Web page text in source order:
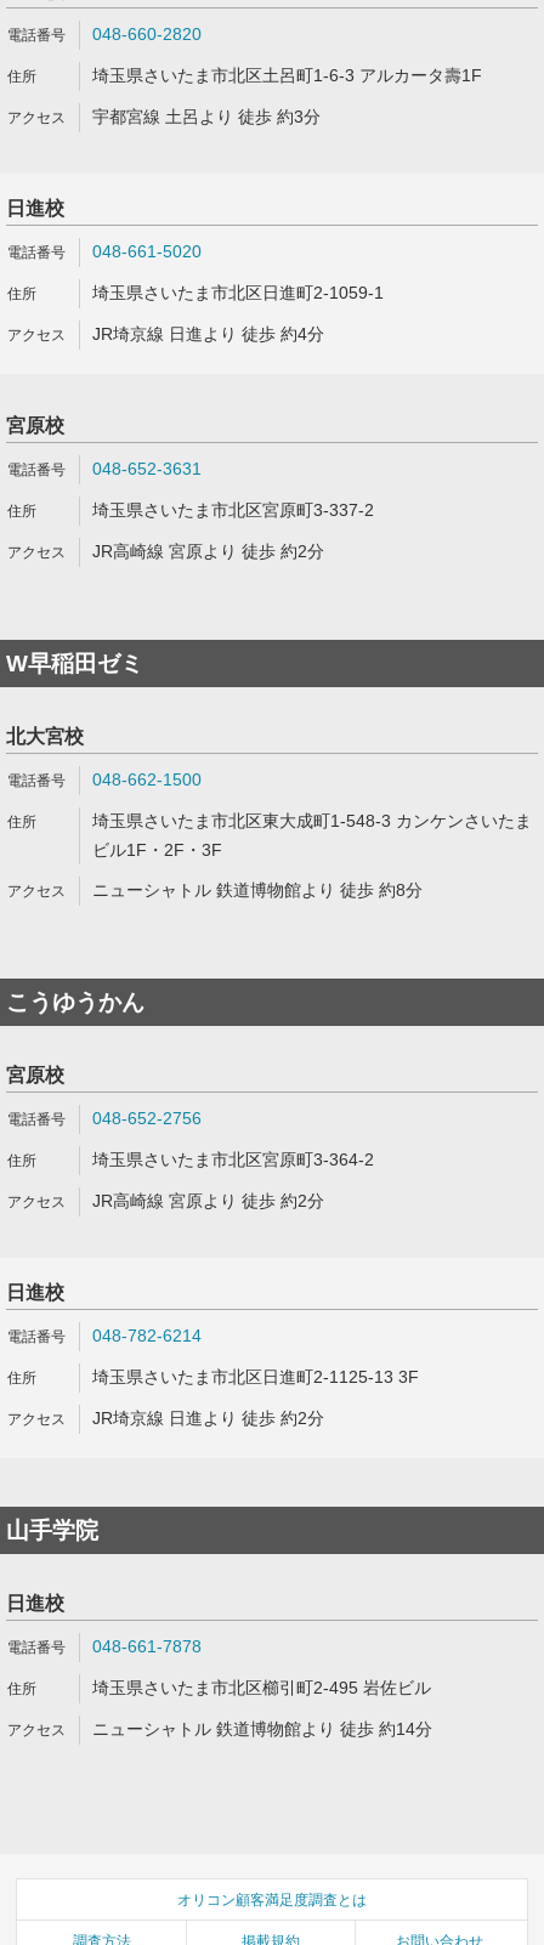
048-660-2820
埼玉県さいたま市北区土呂町1-6-3 アルカータ壽1F
宇都宮線 土呂より 徒歩 約3分
日進校
048-661-5020
埼玉県さいたま市北区日進町2-1059-1
JR埼京線 日進より 徒歩 約4分
宮原校
048-652-3631
埼玉県さいたま市北区宮原町3-337-2
JR高崎線 宮原より 徒歩 約2分
W早稲田ゼミ
北大宮校
048-662-1500
埼玉県さいたま市北区東大成町1-548-3 カンケンさいたま
ビル1F・2F・3F
ニューシャトル 鉄道博物館より 徒歩 約8分
こうゆうかん
宮原校
048-652-2756
埼玉県さいたま市北区宮原町3-364-2
JR高崎線 宮原より 徒歩 約2分
日進校
048-782-6214
埼玉県さいたま市北区日進町2-1125-13 3F
JR埼京線 日進より 徒歩 約2分
山手学院
日進校
048-661-7878
埼玉県さいたま市北区櫛引町2-495 岩佐ビル
ニューシャトル 鉄道博物館より 徒歩 約14分
オリコン顧客満足度調査とは
調査方法 掲載規約 お問い合わせ